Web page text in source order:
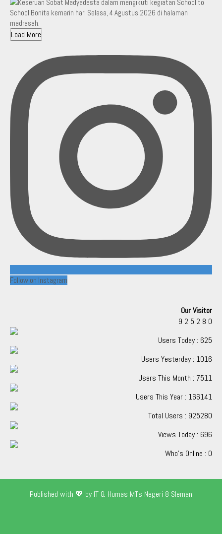
Load More
Follow on Instagram
Our Visitor
9 2 5 2 8 0
Users Today : 625
Users Yesterday : 1016
Users This Month : 7511
Users This Year : 166141
Total Users : 925280
Views Today : 696
Who's Online : 0
Published with 💖 by IT & Humas MTs Negeri 8 Sleman